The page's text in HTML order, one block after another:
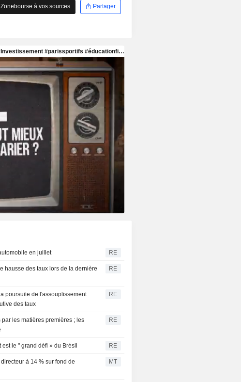
à vos sources Partager
en juillet RE
hausse des taux lors de la dernière
RE
poursuite de l'assouplissement
des taux
RE
les matières premières ; les
RE
le " grand défi » du Brésil RE
à 14 % sur fond de
MT